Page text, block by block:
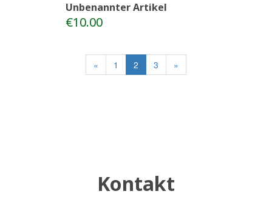
Unbenannter Artikel
€10.00
« 1 2 3 »
Kontakt